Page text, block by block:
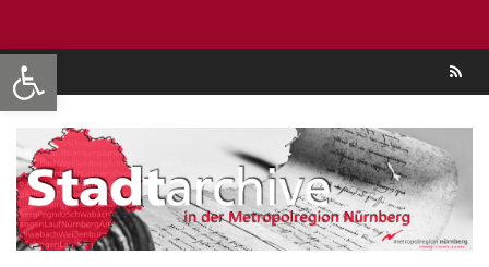
Werkzeugleiste öffnen